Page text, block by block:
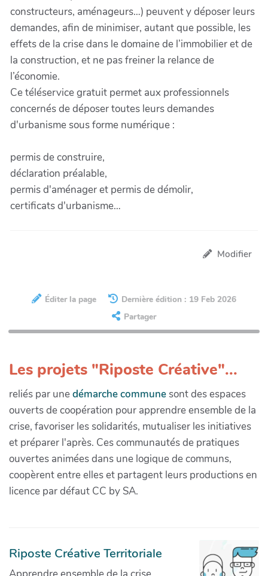
constructeurs, aménageurs…) peuvent y déposer leurs
demandes, afin de minimiser, autant que possible, les
effets de la crise dans le domaine de l’immobilier et de
la construction, et ne pas freiner la relance de
l’économie.
Ce téléservice gratuit permet aux professionnels
concernés de déposer toutes leurs demandes
d'urbanisme sous forme numérique :
permis de construire,
déclaration préalable,
permis d'aménager et permis de démolir,
certificats d'urbanisme…
Modifier
Éditer la page
Dernière édition : 19 Feb 2026
Partager